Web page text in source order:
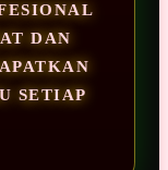
DAN
SETIAP